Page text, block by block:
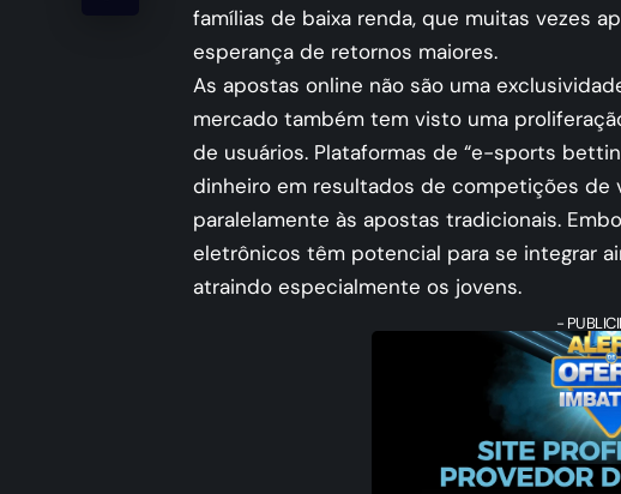
famílias de baixa renda, que muitas vezes
esperança de retornos maiores.
As apostas online não são uma
mercado também tem visto uma
de usuários. Plataformas de “e-sports
dinheiro em resultados de competições de
paralelamente às apostas tradicionais.
eletrônicos têm potencial para se integrar
atraindo especialmente os jovens.
-